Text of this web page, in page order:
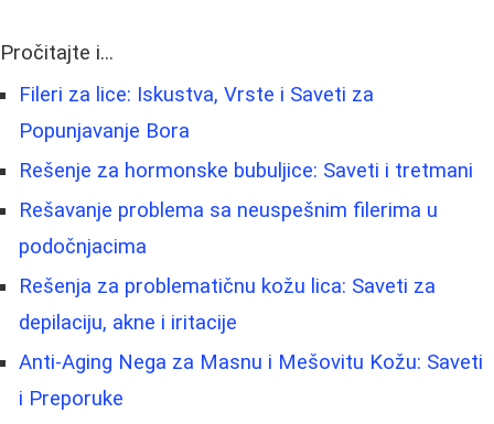
Pročitajte i...
Fileri za lice: Iskustva, Vrste i Saveti za
Popunjavanje Bora
Rešenje za hormonske bubuljice: Saveti i tretmani
Rešavanje problema sa neuspešnim filerima u
podočnjacima
Rešenja za problematičnu kožu lica: Saveti za
depilaciju, akne i iritacije
Anti-Aging Nega za Masnu i Mešovitu Kožu: Saveti
i Preporuke